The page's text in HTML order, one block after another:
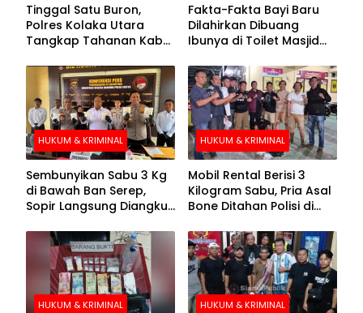
Tinggal Satu Buron,
Polres Kolaka Utara
Tangkap Tahanan Kabur
Pengejaran
Fakta-Fakta Bayi Baru
Dilahirkan Dibuang
Ibunya di Toilet Masjid
HUKUM & KRIMINAL
Sembunyikan Sabu 3 Kg
di Bawah Ban Serep,
Sopir Langsung Diangkut
HUKUM & KRIMINAL
Mobil Rental Berisi 3
Kilogram Sabu, Pria Asal
Bone Ditahan Polisi di
HUKUM & KRIMINAL HUKUM & KRIMINAL